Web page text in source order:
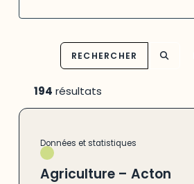
RECHERCHER
194 résultats
Données et statistiques
Agriculture – Acton